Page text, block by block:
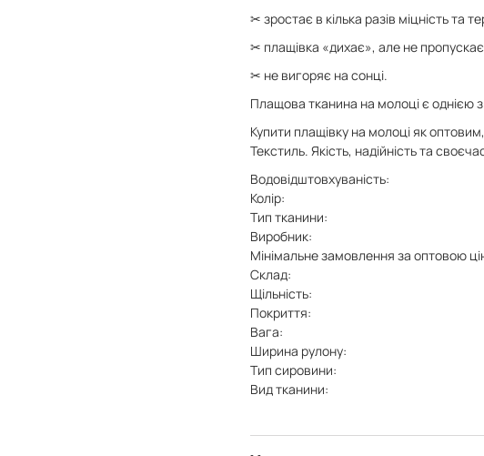
✂ зростає в кілька разів міцність та
✂ плащівка «дихає», але не пропускає
✂ не вигоряє на сонці.
Плащова тканина на молоці є однією
Купити плащівку на молоці як
Текстиль. Якість, надійність та
Водовідштовхуваність:
Колір:
Тип тканини:
Виробник:
Мінімальне замовлення за оптовою
Склад:
Щільність:
Покриття:
Вага:
Ширина рулону:
Тип сировини:
Вид тканини: